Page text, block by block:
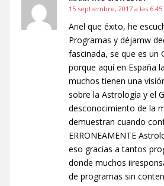
15 septiembre, 2017 a las
Ariel que éxito, he
Programas y déjamw
fascinada, se que es un
porque aquí en España
muchos tienen una
sobre la Astrología y el
desconocimiento de la
demuestran cuando
ERRONEAMENTE
eso gracias a tantos
donde muchos
de programas sin